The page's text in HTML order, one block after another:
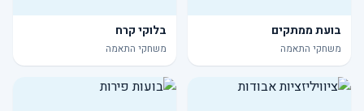
בועת ממתקים
משחקי התאמה
בלוקי קרח
משחקי התאמה